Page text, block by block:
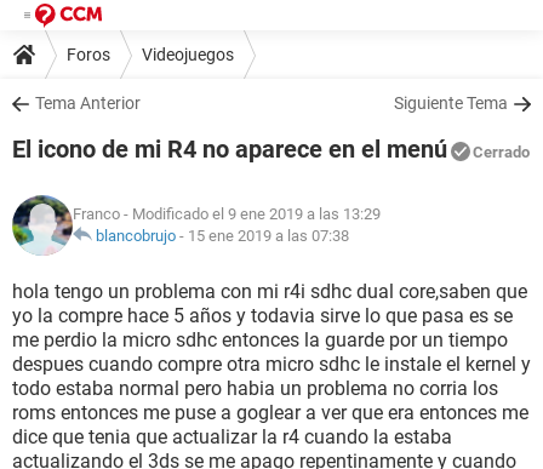
Foros Videojuegos
Tema Anterior Siguiente Tema
El icono de mi R4 no aparece en el menú Cerrado
Franco - Modificado el 9 ene 2019 a las 13:29
blancobrujo - 15 ene 2019 a las 07:38
hola tengo un problema con mi r4i sdhc dual core,saben que
yo la compre hace 5 años y todavia sirve lo que pasa es se
me perdio la micro sdhc entonces la guarde por un tiempo
despues cuando compre otra micro sdhc le instale el kernel y
todo estaba normal pero habia un problema no corria los
roms entonces me puse a goglear a ver que era entonces me
dice que tenia que actualizar la r4 cuando la estaba
actualizando el 3ds se me apago repentinamente y cuando